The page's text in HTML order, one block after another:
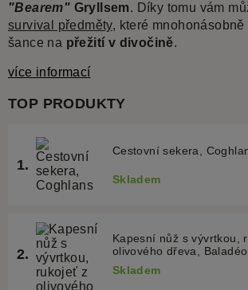
"Bearem" Gryllsem. Díky tomu vám
survival předměty, které mnohonásobně
šance na přežití v divočině.
více informací